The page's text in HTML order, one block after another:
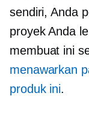
sendiri, Anda
proyek Anda
membuat ini
menawarkan
produk ini.